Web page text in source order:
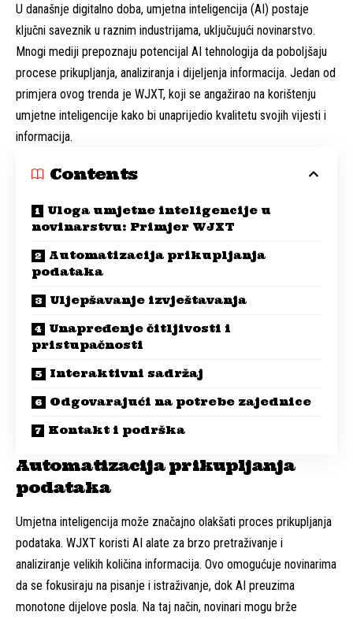
U današnje digitalno doba, umjetna inteligencija (AI) postaje
ključni saveznik u raznim industrijama, uključujući novinarstvo.
Mnogi mediji prepoznaju potencijal AI tehnologija da poboljšaju
procese prikupljanja, analiziranja i dijeljenja informacija. Jedan od
primjera ovog trenda je WJXT, koji se angažirao na korištenju
umjetne inteligencije kako bi unaprijedio kvalitetu svojih vijesti i
informacija.
Contents
Uloga umjetne inteligencije u
novinarstvu: Primjer WJXT
Automatizacija prikupljanja
podataka
Uljepšavanje izvještavanja
Unapređenje čitljivosti i
pristupačnosti
Interaktivni sadržaj
Odgovarajući na potrebe zajednice
Kontakt i podrška
Automatizacija prikupljanja
podataka
Umjetna inteligencija može značajno olakšati proces prikupljanja
podataka. WJXT koristi AI alate za brzo pretraživanje i
analiziranje velikih količina informacija. Ovo omogućuje novinarima
da se fokusiraju na pisanje i istraživanje, dok AI preuzima
monotone dijelove posla. Na taj način, novinari mogu brže